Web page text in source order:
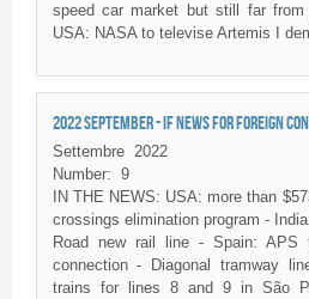
speed car market but still far from
USA: NASA to televise Artemis I
2022 SEPTEMBER - IF NEWS FOR FOREIGN
Settembre
2022
Number: 9
IN THE NEWS: USA: more than
crossings elimination program -
Road new rail line - Spain: APS
connection - Diagonal tramway
trains for lines 8 and 9 in São